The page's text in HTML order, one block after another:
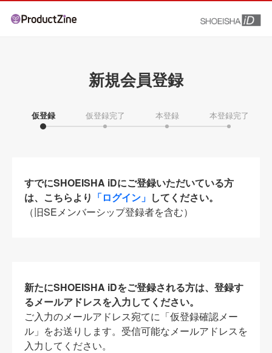
新規会員登録
仮登録 仮登録完了 本登録 本登録完了
すでにSHOEISHA iDにご登録いただいている方
は、こちらより 「ログイン」 してください。
（旧SEメンバーシップ登録者を含む）
新たにSHOEISHA iDをご登録される方は、登録す
るメールアドレスを入力してください。
ご入力のメールアドレス宛てに「仮登録確認メー
ル」をお送りします。受信可能なメールアドレスを
入力してください。